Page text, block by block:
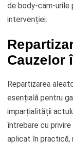
de body-cam-urile
intervenției.
Cauzelor
Repartizarea
esențială pentru
imparțialității
întrebare cu
aplicat în practică,